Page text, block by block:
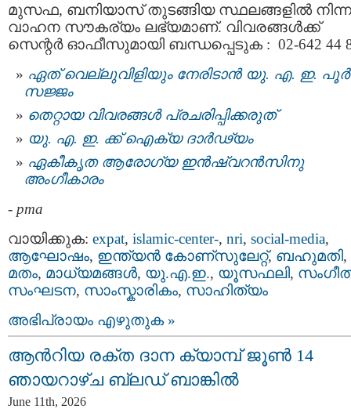
മുസഫ, ബനിയാസ് തുടങ്ങിയ സ്ഥലങ്ങളിൽ
വാഹന സൗകര്യം ലഭ്യമാണ്. വിവരങ്ങൾക്ക്
സെന്റർ ഓഫീസുമായി ബന്ധപ്പെടുക : 02-642 44
ഏത് വെല്ലുവിളിയും നേരിടാന്‍ യു. എ. ഇ.
സജ്ജം
തെറ്റായ വിവരങ്ങൾ പ്രചരിപ്പിക്കരുത്
യു. എ. ഇ. ക്ക് ഐക്യ ദാര്‍ഢ്യം
ഏകീകൃത ആരോഗ്യ ഇൻഷ്വറൻസിനു
അംഗീകാരം
- pma
വായിക്കുക: expat, islamic-center-, nri, social-media,
ആഘോഷം, ഇന്ത്യന്‍ കോണ്സുലേറ്റ്, ബഹുമതി,
മതം, മാധ്യമങ്ങള്‍, യു.എ.ഇ., യൂസഫലി,
സംഘടന, സാംസ്കാരികം, സാഹിത്യം
അഭിപ്രായം എഴുതുക »
ആൻറിയ രക്ത ദാന ക്യാമ്പ് ജൂൺ 14
ഞായറാഴ്ച ബ്ലഡ് ബാങ്കിൽ
June 11th, 2026